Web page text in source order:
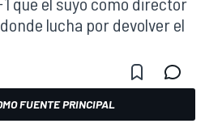
lucha por devolver el
FUENTE PRINCIPAL